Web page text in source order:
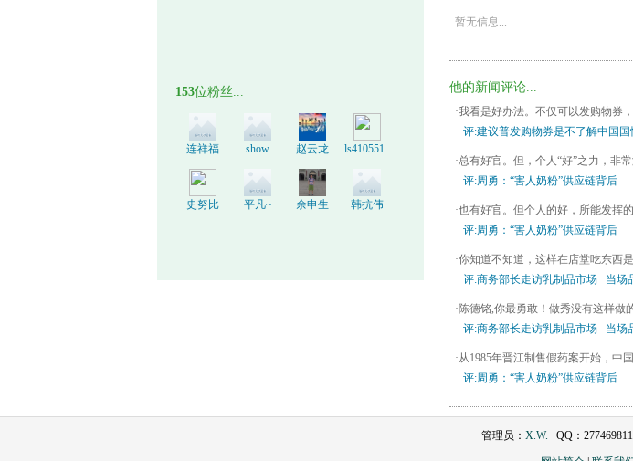
153位粉丝...
连祥福 show 赵云龙 ls410551..
史努比 平凡~ 余申生 韩抗伟
暂无信息...
他的新闻评论...
·我看是好办法。不仅可以发购物券
评:建议普发购物券是不了解中国国
·总有好官。但，个人“好”之力，非常
评:周勇：“害人奶粉”供应链背后
·也有好官。但个人的好，所能发挥
评:周勇：“害人奶粉”供应链背后
·你知道不知道，这样在店堂吃东西
评:商务部长走访乳制品市场 当场
·陈德铭,你最勇敢！做秀没有这样做
评:商务部长走访乳制品市场 当场
·从1985年晋江制售假药案开始，中
评:周勇：“害人奶粉”供应链背后
管理员： X.W. QQ：